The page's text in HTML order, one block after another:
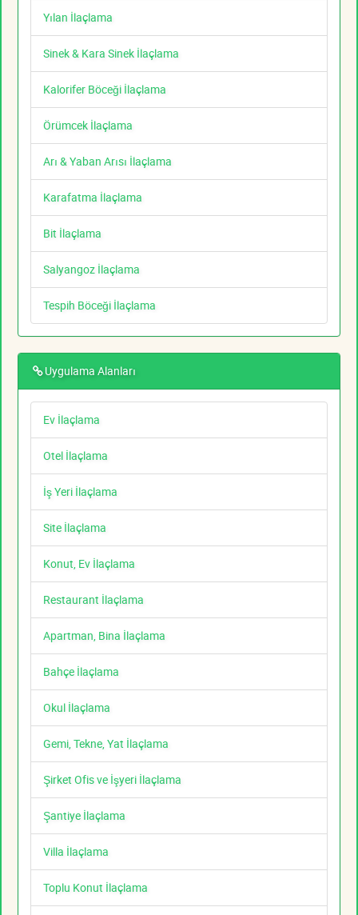
Yılan İlaçlama
Sinek & Kara Sinek İlaçlama
Kalorifer Böceği İlaçlama
Örümcek İlaçlama
Arı & Yaban Arısı İlaçlama
Karafatma İlaçlama
Bit İlaçlama
Salyangoz İlaçlama
Tespih Böceği İlaçlama
Uygulama Alanları
Ev İlaçlama
Otel İlaçlama
İş Yeri İlaçlama
Site İlaçlama
Konut, Ev İlaçlama
Restaurant İlaçlama
Apartman, Bina İlaçlama
Bahçe İlaçlama
Okul İlaçlama
Gemi, Tekne, Yat İlaçlama
Şirket Ofis ve İşyeri İlaçlama
Şantiye İlaçlama
Villa İlaçlama
Toplu Konut İlaçlama